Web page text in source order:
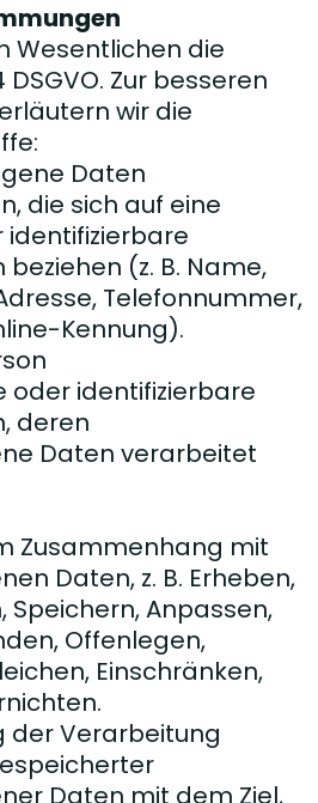
Wesentlichen die
Zur besseren
wir die
Daten
die sich auf eine
identifizierbare
(z. B. Name,
Telefonnummer,
Kennung).
oder identifizierbare
deren
Daten verarbeitet
Zusammenhang mit
Daten, z. B. Erheben,
Speichern, Anpassen,
Offenlegen,
Einschränken,
der Verarbeitung
Daten mit dem Ziel,